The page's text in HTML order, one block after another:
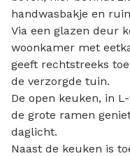
handwasbakje en
Via een glazen deur
woonkamer met
geeft rechtstreeks
de verzorgde tuin.
De open keuken, in
de grote ramen
daglicht.
Naast de keuken is